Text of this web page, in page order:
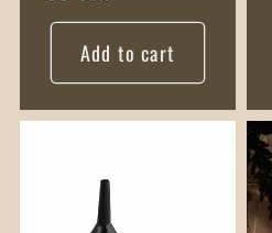
price
Add to cart